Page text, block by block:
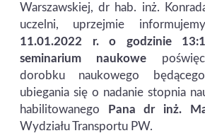
Warszawskiej, dr hab. inż.
uczelni, uprzejmie
11.01.2022 r. o godzinie
seminarium naukowe
dorobku naukowego
ubiegania się o nadanie stopnia
habilitowanego
Pana dr inż.
Wydziału Transportu PW.